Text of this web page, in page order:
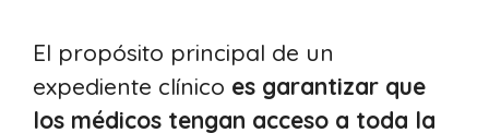
El propósito principal de un
expediente clínico es garantizar que
los médicos tengan acceso a toda la